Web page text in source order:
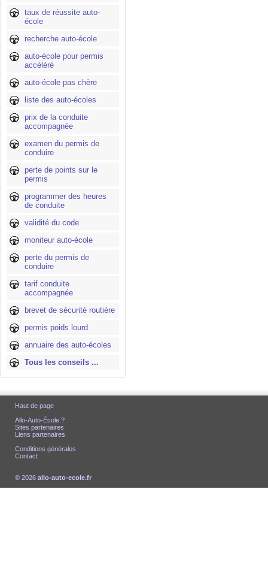
taux de réussite auto-
école
recherche auto-école
auto-école pour permis
accéléré
auto-école pas chère
liste des auto-écoles
prix de la conduite
accompagnée
examen du permis de
conduire
perte de points sur le
permis
programmer des heures
de conduite
validité du code
moniteur auto-école
perte du permis de
conduire
tarif conduite
accompagnée
brevet de sécurité routière
permis poids lourd
annuaire des auto-écoles
Tous les conseils ...
Haut de page
Allo-Auto-École ?
Sites partenaires
Liens partenaires
Conditions générales
Contact
© 2026 allo-auto-ecole.fr